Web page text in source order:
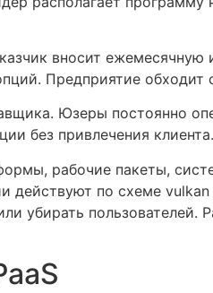
вносит
Предприятие обходит
Юзеры постоянно
без привлечения клиента.
рабочие пакеты,
по схеме
убирать